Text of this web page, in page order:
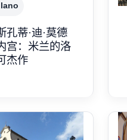
孔蒂·迪·莫德
宫：米兰的洛
杰作